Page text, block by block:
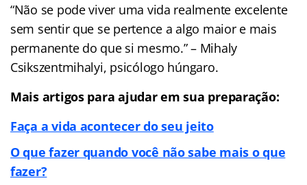
“Não se pode viver uma vida realmente excelente
sem sentir que se pertence a algo maior e mais
permanente do que si mesmo.” – Mihaly
Csikszentmihalyi, psicólogo húngaro.
Mais artigos para ajudar em sua preparação:
Faça a vida acontecer do seu jeito
O que fazer quando você não sabe mais o que
fazer?